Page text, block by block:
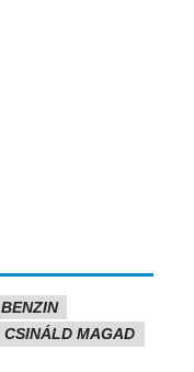
BENZIN
CSINÁLD MAGAD